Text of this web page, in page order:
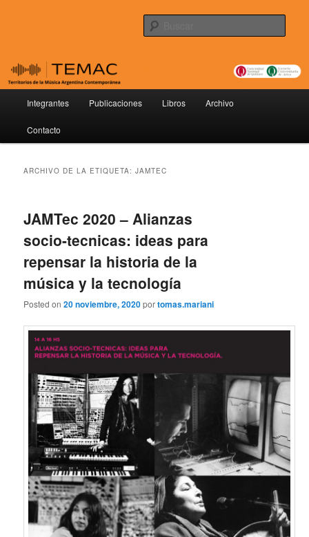
TEMAC
principal
Integrantes Publicaciones Libros Archivo
Contacto
ARCHIVO DE LA ETIQUETA:JAMTEC
JAMTec 2020 – Alianzas
socio-tecnicas: ideas para
repensar la historia de la
música y la tecnología
Posted on20 noviembre, 2020portomas.mariani